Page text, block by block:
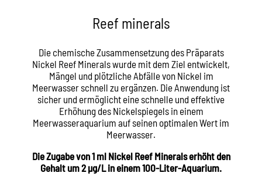
Reef minerals
Die chemische Zusammensetzung des Präparats
Nickel Reef Minerals wurde mit dem Ziel entwickelt,
Mängel und plötzliche Abfälle von Nickel im
Meerwasser schnell zu ergänzen. Die Anwendung ist
sicher und ermöglicht eine schnelle und effektive
Erhöhung des Nickelspiegels in einem
Meerwasseraquarium auf seinen optimalen Wert im
Meerwasser.
Die Zugabe von 1 ml Nickel Reef Minerals erhöht den
Gehalt um 2 µg/L in einem 100-Liter-Aquarium.